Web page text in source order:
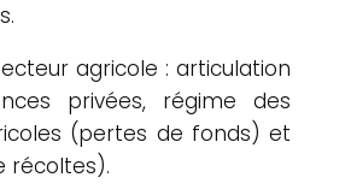
agricole : articulation
privées, régime des
(pertes de fonds) et
récoltes).